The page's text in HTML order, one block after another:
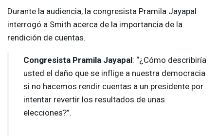
Durante la audiencia, la congresista Pramila Jayapal
interrogó a Smith acerca de la importancia de la
rendición de cuentas.
Congresista Pramila Jayapal: “¿Cómo describiría
usted el daño que se inflige a nuestra democracia
si no hacemos rendir cuentas a un presidente por
intentar revertir los resultados de unas
elecciones?”.